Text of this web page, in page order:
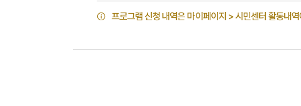
프로그램 신청 내역은 마이페이지 > 시민센터 활동내